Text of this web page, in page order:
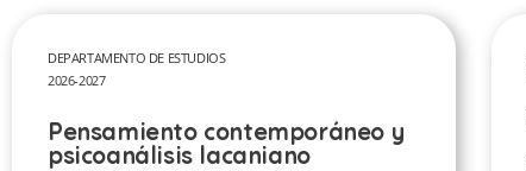
DEPARTAMENTO DE ESTUDIOS
2026-2027
Pensamiento contemporáneo y
psicoanálisis lacaniano